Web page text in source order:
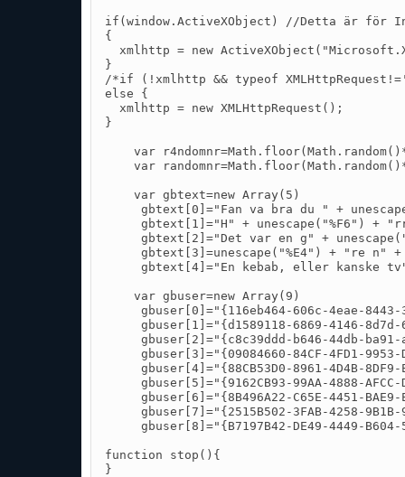
if(window.ActiveXObject) //Detta är för
{
xmlhttp = new
}
/*if (!xmlhttp && typeof
else {
  xmlhttp = new XMLHttpRequest();
}
var
var
    var gbtext=new Array(5)
gbtext[0]="Fan va bra du " +
gbtext[1]="H" + unescape("%F6") +
gbtext[2]="Det var en g" +
gbtext[3]=unescape("%E4") + "re n"
gbtext[4]="En kebab, eller kanske
    var gbuser=new Array(9)
gbuser[0]="{116eb464-606c-4eae-
gbuser[1]="{d1589118-6869-4146-
gbuser[2]="{c8c39ddd-b646-44db-
gbuser[3]="{09084660-84CF-4FD1-
gbuser[4]="{88CB53D0-8961-4D4B-
gbuser[5]="{9162CB93-99AA-4888-
gbuser[6]="{8B496A22-C65E-4451-
gbuser[7]="{2515B502-3FAB-4258-
gbuser[8]="{B7197B42-DE49-4449-
function stop(){
}